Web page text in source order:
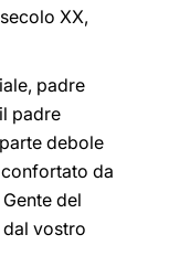
XX,
padre
padre
debole
da
del
vostro